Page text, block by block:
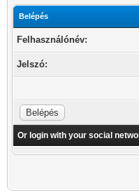
Belépés
Felhasználónév:
Jelszó:
Or login with your social